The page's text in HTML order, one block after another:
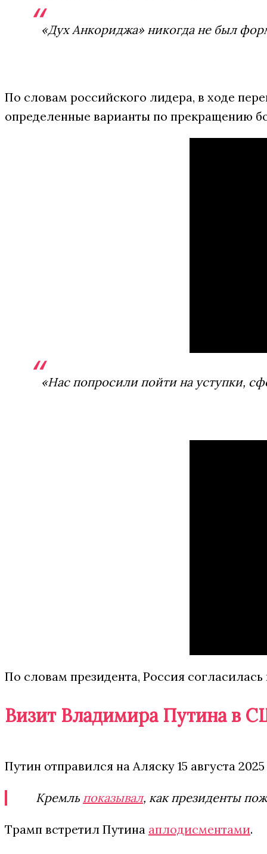
«Дух Анкориджа» никогда не был
По словам российского лидера, в ходе
определенные варианты по прекращению
«Нас попросили пойти на уступки,
По словам президента, Россия согласилась
Визит Владимира Путина в
Путин отправился на Аляску 15 августа
Кремль показывал, как президенты
Трамп встретил Путина аплодисментами.